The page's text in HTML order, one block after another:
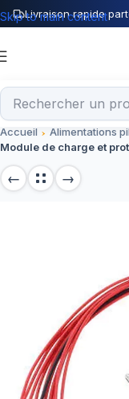
Livraison rapide
Skip to main content
Accueil
Alimentations
Module de charge et